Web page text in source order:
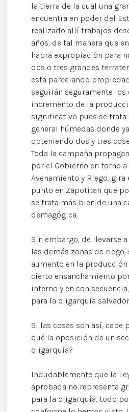
la tierra de la cual una
encuentra en poder del
realizado allí trabajos
años, de tal manera que
habrá expropiación para
dos o tres grandes
está parcelando
seguirán seguramente los
incremento de la
significativo pues se trata
general húmedas donde
obteniendo dos y tres
Toda la campaña
por el Gobierno en torno a
Avenamiento y Riego, gira
punto en Zapotitan que
se trata más bien de una
demagógica.
Sin embargo, de llevarse
las demás zonas de
aumento en la producción
cierto ensanchamiento
interno y en con
para la oligarquía
Si las cosas son así, cabe
qué la oposición de un
oligarquía?
Indudablemente que la
aprobada no representa
para la oligarquía, todo